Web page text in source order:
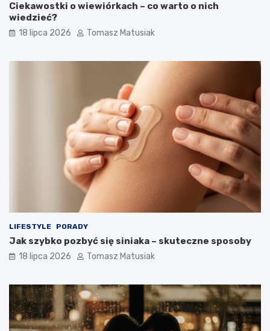
Ciekawostki o wiewiórkach – co warto o nich
wiedzieć?
18 lipca 2026 Tomasz Matusiak
LIFESTYLE PORADY
Jak szybko pozbyć się siniaka – skuteczne sposoby
18 lipca 2026 Tomasz Matusiak